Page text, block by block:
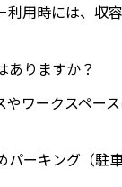
利用時には、収
ありますか？
やワークスペー
パーキング（駐